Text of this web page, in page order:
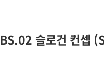
BS.02 슬로건 컨셉